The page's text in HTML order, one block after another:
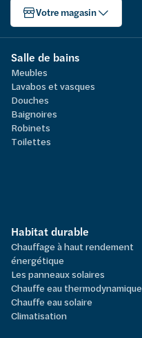
Votre magasin
Salle de bains
Meubles
Lavabos et vasques
Douches
Baignoires
Robinets
Toilettes
Habitat durable
Chauffage à haut rendement
énergétique
Les panneaux solaires
Chauffe eau thermodynamique
Chauffe eau solaire
Climatisation